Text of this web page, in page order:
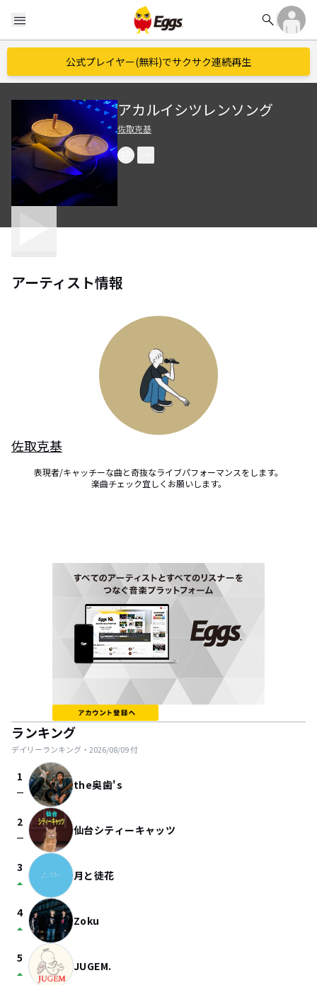
menu search
公式プレイヤー(無料)でサクサク連続再生
アカルイシツレンソング
佐取克基
アーティスト情報
佐取克基
表現者/キャッチーな曲と奇抜なライブパフォーマンスをします。
楽曲チェック宜しくお願いします。
ランキング
デイリーランキング・ 2026/08/09付
1
check_indeterminate_small the奥歯's
2
check_indeterminate_small 仙台シティーキャッツ
3
arrow_drop_up 月と徒花
4
arrow_drop_up Zoku
5
arrow_drop_up JUGEM.